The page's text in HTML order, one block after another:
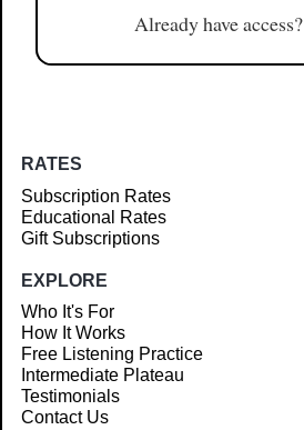
Already have access?
RATES
Subscription Rates
Educational Rates
Gift Subscriptions
EXPLORE
Who It's For
How It Works
Free Listening Practice
Intermediate Plateau
Testimonials
Contact Us